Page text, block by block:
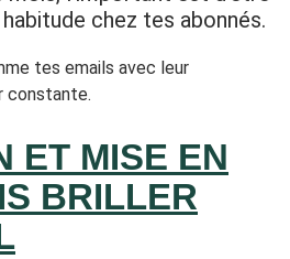
chez tes abonnés.
tes emails avec leur
constante.
ET MISE EN
BRILLER